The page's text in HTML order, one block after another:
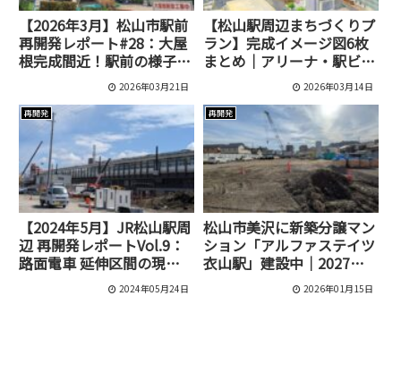
【2026年3月】松山市駅前
再開発レポート#28：大屋
根完成間近！駅前の様子を
2026年03月21日
【松山駅周辺まちづくりプ
ラン】完成イメージ図6枚
まとめ｜アリーナ・駅ビ
ル・再開発スケジュール
2026年03月14日
再開発
【2024年5月】JR松山駅周
辺 再開発レポートVol.9：
路面電車 延伸区間の現在
2024年05月24日
再開発
松山市美沢に新築分譲マン
ション「アルファステイツ
衣山駅」建設中｜2027年
2026年01月15日